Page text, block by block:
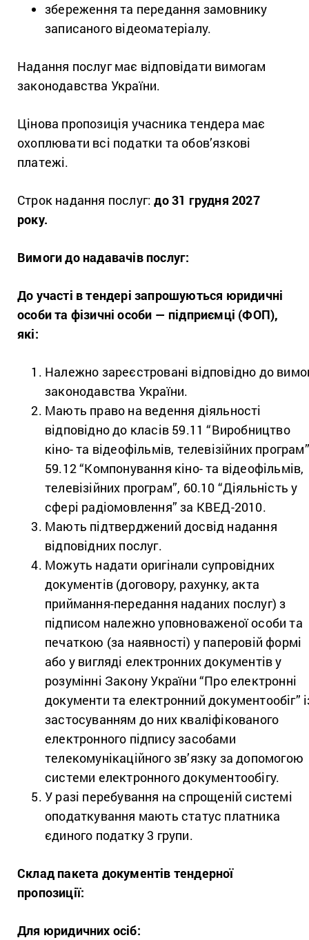
збереження та передання замовнику
записаного відеоматеріалу.
Надання послуг має відповідати вимогам
законодавства України.
Цінова пропозиція учасника тендера має
охоплювати всі податки та обов’язкові
платежі.
Строк надання послуг:до 31 грудня 2027
року.
Вимоги до надавачів послуг:
До участі в тендері запрошуються юридичні
особи та фізичні особи — підприємці (ФОП),
які:
Належно зареєстровані відповідно до
законодавства України.
Мають право на ведення діяльності
відповідно до класів 59.11 “Виробництво
кіно- та відеофільмів, телевізійних
59.12 “Компонування кіно- та відеофільмів,
телевізійних програм”, 60.10 “Діяльність у
сфері радіомовлення” за КВЕД-2010.
Мають підтверджений досвід надання
відповідних послуг.
Можуть надати оригінали супровідних
документів (договору, рахунку, акта
приймання-передання наданих послуг) з
підписом належно уповноваженої особи та
печаткою (за наявності) у паперовій формі
або у вигляді електронних документів у
розумінні Закону України “Про електронні
документи та електронний документообіг”
застосуванням до них кваліфікованого
електронного підпису засобами
телекомунікаційного зв’язку за допомогою
системи електронного документообігу.
У разі перебування на спрощеній системі
оподаткування мають статус платника
єдиного податку 3 групи.
Склад пакета документів тендерної
пропозиції:
Для юридичних осіб: